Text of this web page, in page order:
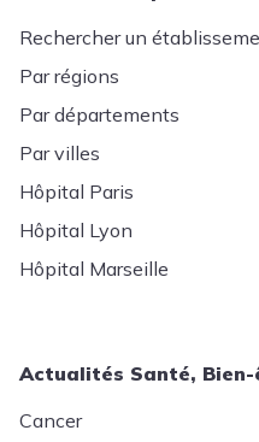
Rechercher un
Par régions
Par départements
Par villes
Hôpital Paris
Hôpital Lyon
Hôpital Marseille
Actualités Santé,
Cancer